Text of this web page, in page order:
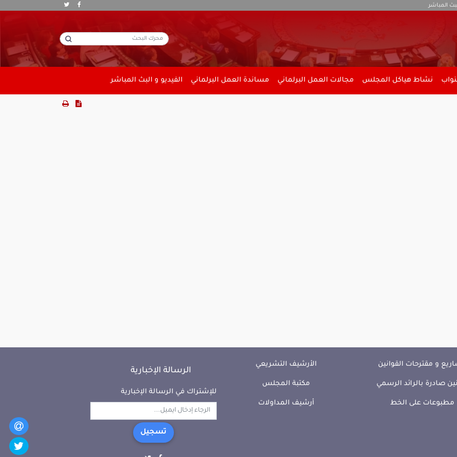
المباشر
نشاط هياكل المجلس مجالات العمل البرلماني مساندة العمل البرلماني الفيديو و البث المباشر
و مقترحات القوانين
صادرة بالرائد الرسمي
مطبوعات على الخط
الأرشيف التشريعي
مكتبة المجلس
أرشيف المداولات
الرسالة الإخبارية
للإشتراك في الرسالة الإخبارية
تسجيل